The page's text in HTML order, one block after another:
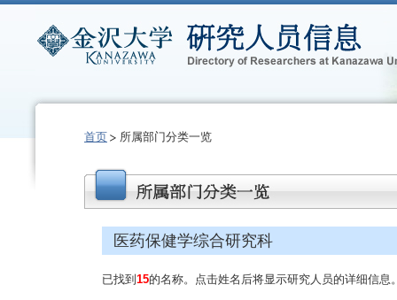
首页 所属部门分类一览
医药保健学综合研究科
已找到 15的名称。点击姓名后将显示研究人员的详细信息